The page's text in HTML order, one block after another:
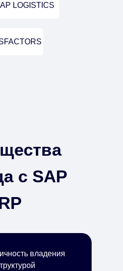
LOGISTICS
владения
с SAP